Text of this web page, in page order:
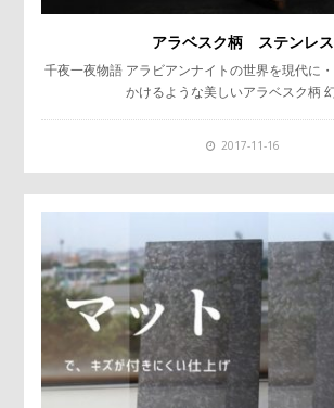
アラベスク柄 ステンレス
千夜一夜物語 アラビアンナイトの世界を現代に
かけるような美しいアラベスク柄
2017-11-16